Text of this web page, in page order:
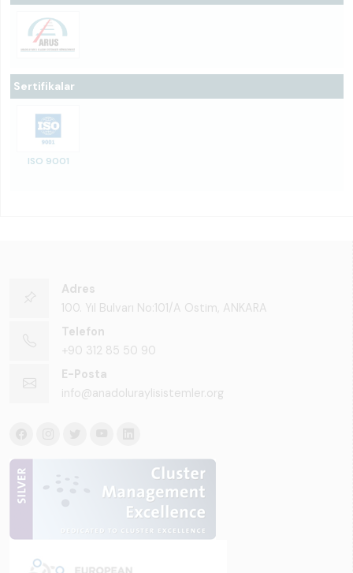
Sertifikalar
ISO 9001
Adres
100. Yıl Bulvarı No:101/A Ostim, ANKARA
Telefon
+90 312 85 50 90
E-Posta
info@anadoluraylisistemler.org